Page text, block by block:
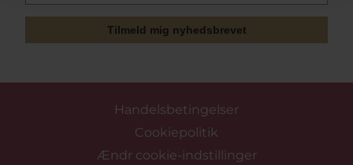
Tilmeld mig nyhedsbrevet
Handelsbetingelser
Cookiepolitik
Ændr cookie-indstillinger